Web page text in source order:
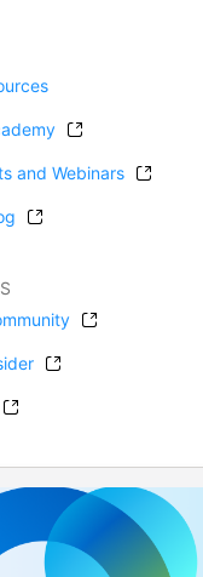
and Webinars